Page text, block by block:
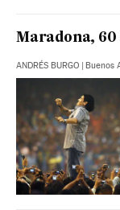
Maradona, 60
ANDRÉS BURGO | Buenos